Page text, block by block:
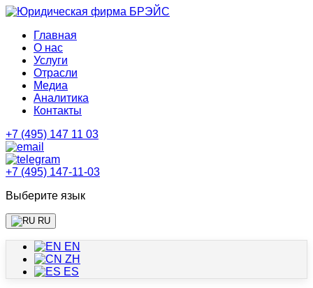
Главная
О нас
Услуги
Отрасли
Медиа
Аналитика
Контакты
+7 (495) 147 11 03
+7 (495) 147-11-03
Выберите язык
RU
EN
ZH
ES